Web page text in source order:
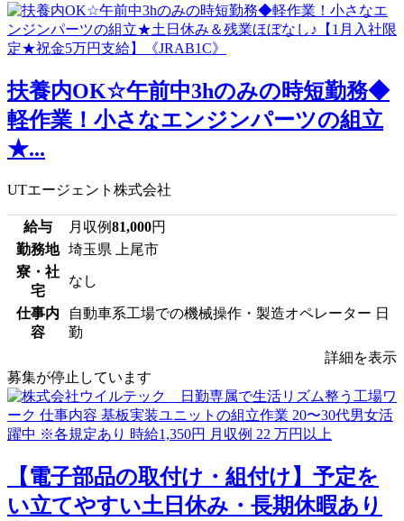
扶養内OK☆午前中3hのみの時短勤務◆
軽作業！小さなエンジンパーツの組立
★...
UTエージェント株式会社
給与 月収例81,000円
勤務地
埼玉県 上尾市
寮・社
宅
なし
仕事内
容
自動車系工場での機械操作・製造オペレーター 日
勤
詳細を表示
募集が停止しています
【電子部品の取付け・組付け】予定を
い立てやすい土日休み・長期休暇あり